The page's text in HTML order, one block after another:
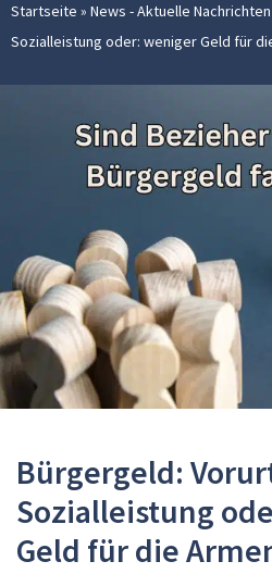
Startseite » News - Aktuelle Nachrichten
Sozialleistung oder: weniger Geld für
Bürgergeld:
Sozialleistung
Geld für die